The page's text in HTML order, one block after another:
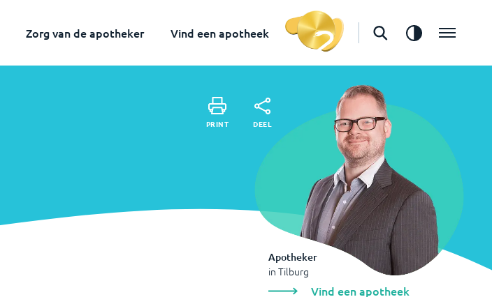
Zorg van de apotheker Vind een apotheek
Tilburg
Vind een apotheek
PRINT DEEL
Apotheker
in Tilburg
Vind een apotheek